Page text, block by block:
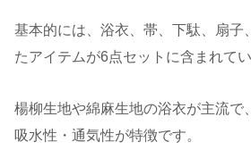
基本的には、浴衣、帯、下駄、扇子
たアイテムが6点セットに含まれてい
楊柳生地や綿麻生地の浴衣が主流で
吸水性・通気性が特徴です。